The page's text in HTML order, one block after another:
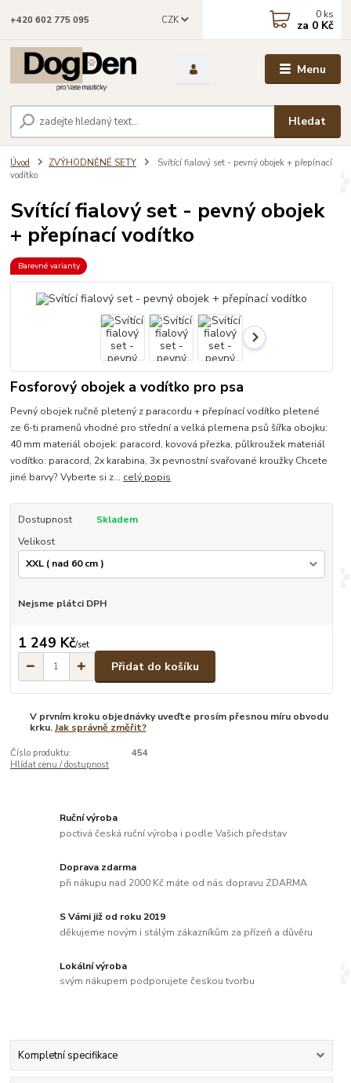
Menu
CZK
Hledat
+420 602 775 095 0 ks
za 0 Kč
Úvod ZVÝHODNĚNÉ SETY
Svítící fialový set - pevný obojek + přepínací
vodítko
Svítící fialový set - pevný obojek
+ přepínací vodítko
Barevné varianty
Fosforový obojek a vodítko pro psa
Pevný obojek ručně pletený z paracordu + přepínací vodítko pletené
ze 6-ti pramenů vhodné pro střední a velká plemena psů šířka obojku:
40 mm materiál obojek: paracord, kovová přezka, půlkroužek materiál
vodítko: paracord, 2x karabina, 3x pevnostní svařované kroužky Chcete
jiné barvy? Vyberte si z... celý popis
Dostupnost
Skladem
Velikost
Nejsme plátci DPH
1 249 Kč/set
Přidat do košíku
V prvním kroku objednávky uveďte prosím přesnou míru obvodu
krku.Jak správně změřit?
Číslo produktu:
454
Hlídat cenu / dostupnost
Ruční výroba
poctivá česká ruční výroba i podle Vašich představ
Doprava zdarma
při nákupu nad 2000 Kč máte od nás dopravu ZDARMA
S Vámi již od roku 2019
děkujeme novým i stálým zákazníkům za přízeň a důvěru
Lokální výroba
svým nákupem podporujete českou tvorbu
Kompletní specifikace